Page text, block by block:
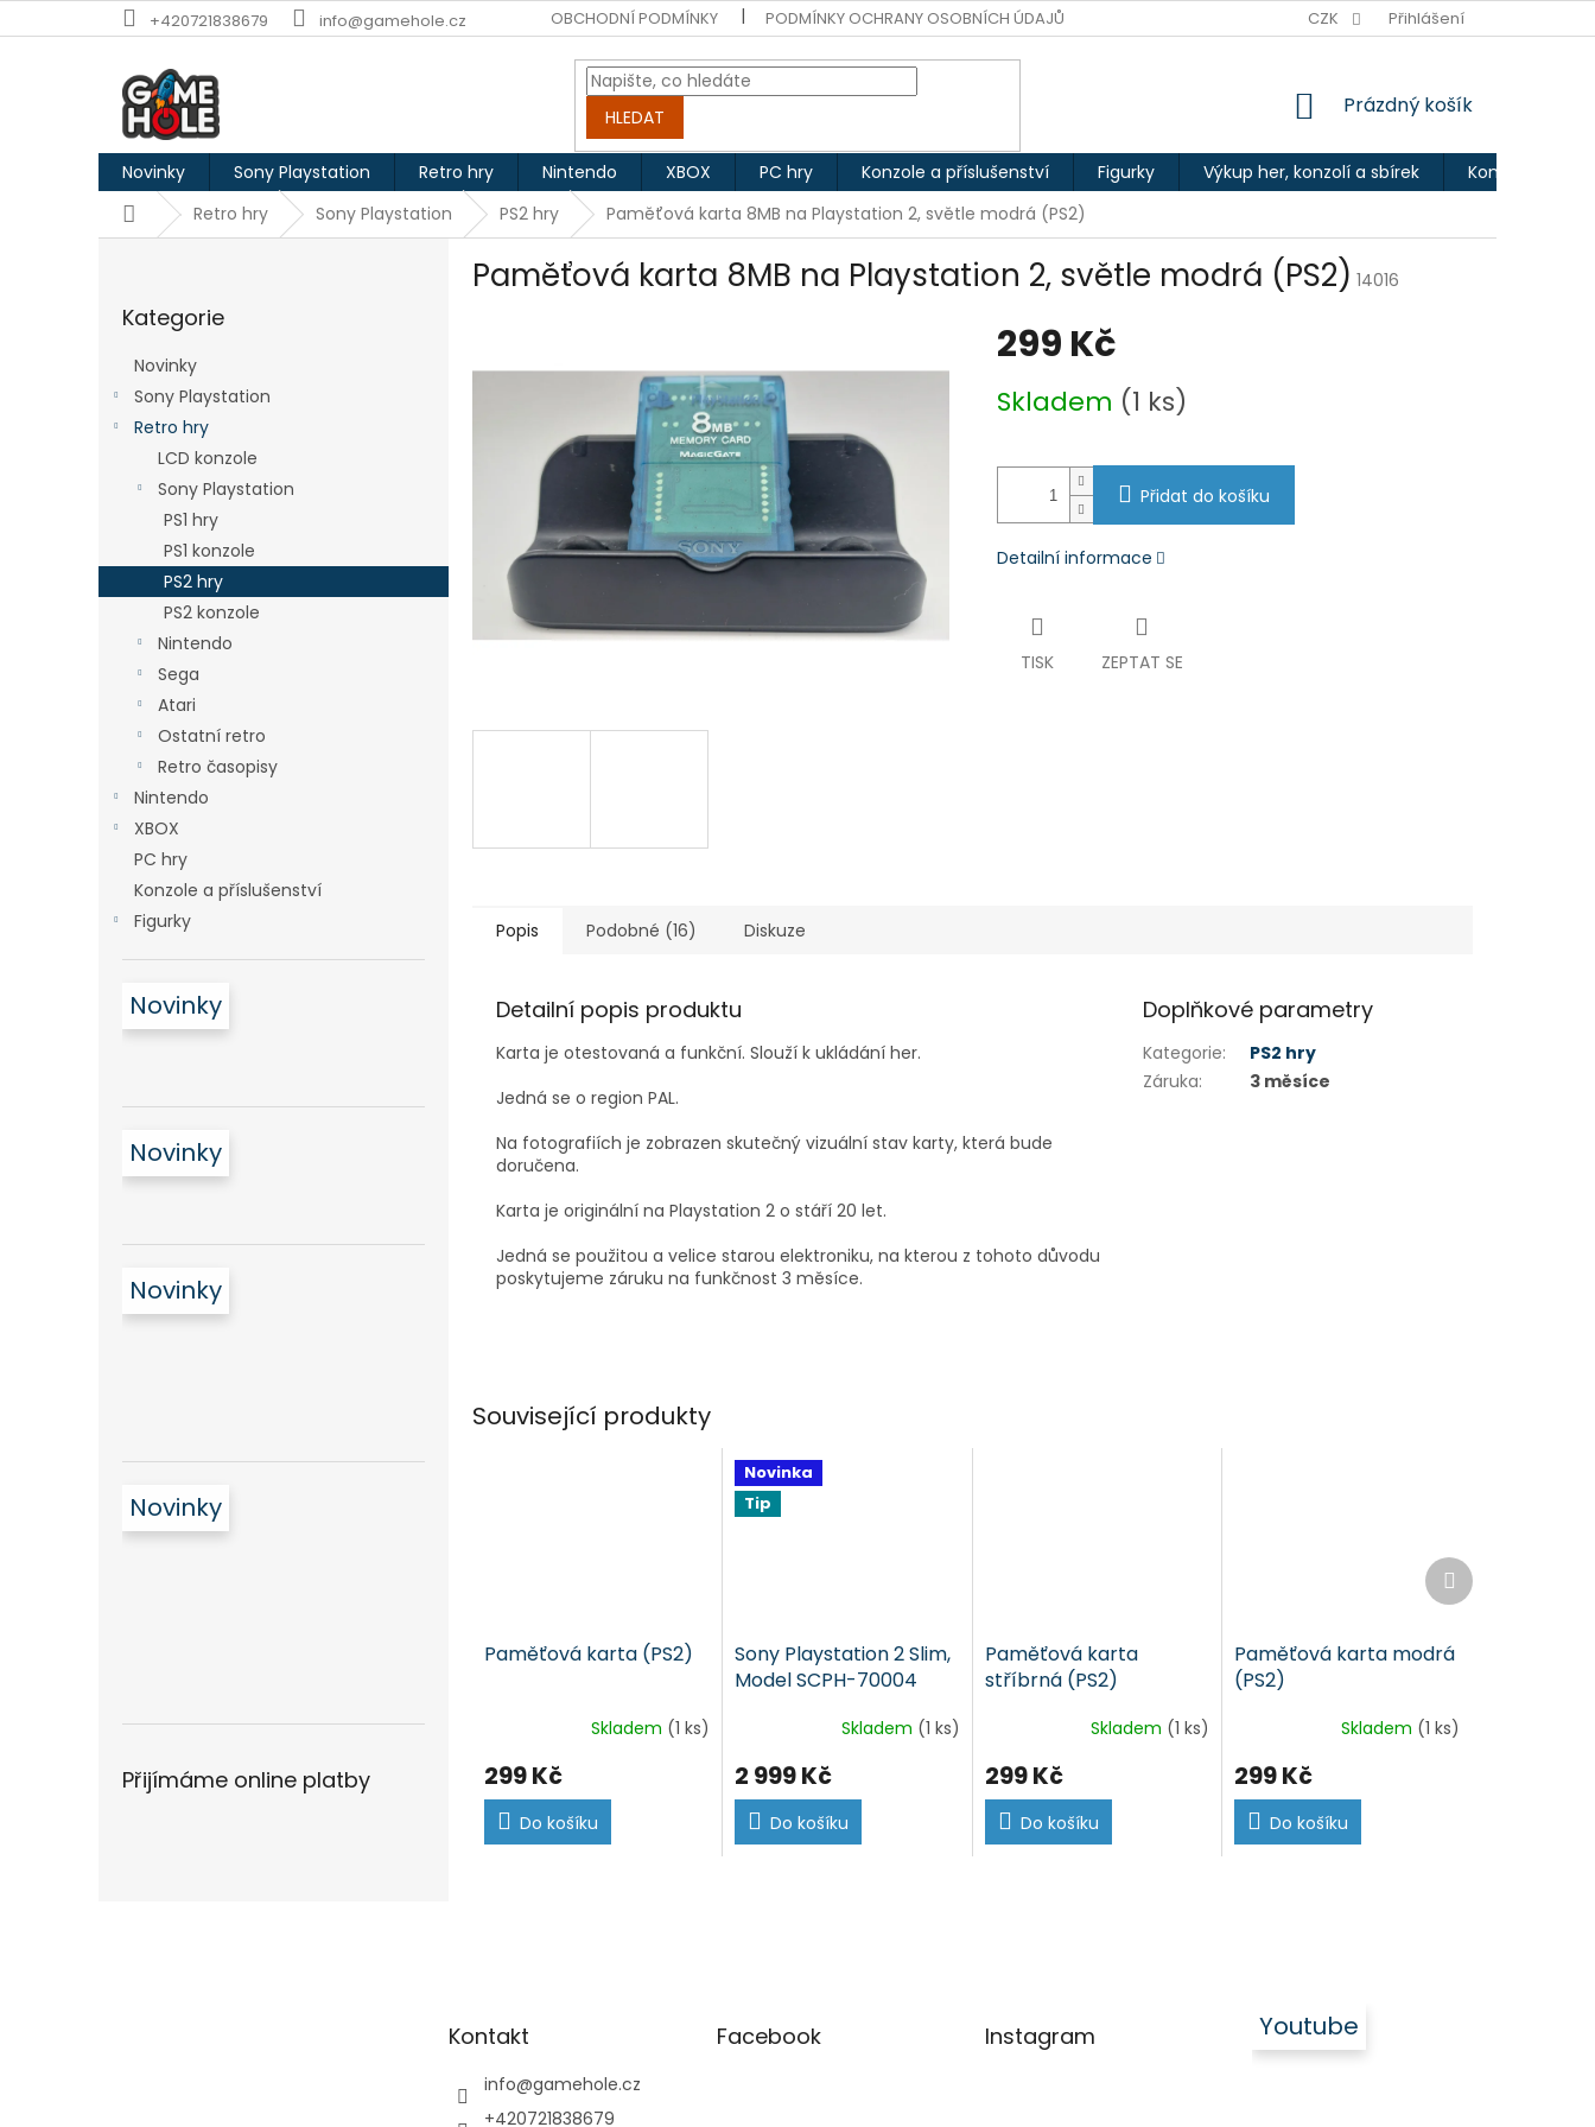
na
+420721838679 info@gamehole.cz OBCHODNÍ PODMÍNKY PODMÍNKY OCHRANY OSOBNÍCH ÚDAJŮ CZK Přihlášení
HLEDAT
NÁKUPNÍ
Prázdný košík
Novinky Sony Playstation Retro hry Nintendo XBOX PC hry Konzole a příslušenství Figurky Výkup her, konzolí a sbírek Kontakty
DomůRetro hry Sony Playstation PS2 hry Paměťová karta 8MB na Playstation 2, světle modrá (PS2)
e
l
kategorie
Kategorie
Novinky
Sony Playstation
Retro hry
LCD konzole
Sony Playstation
PS1 hry
PS1 konzole
PS2 hry
PS2 konzole
Nintendo
Sega
Atari
Ostatní retro
Retro časopisy
Nintendo
XBOX
PC hry
Konzole a příslušenství
Figurky
Novinky
Novinky
Novinky
Novinky
Přijímáme online platby
Paměťová karta 8MB na Playstation 2, světle modrá (PS2) 14016
299 Kč
cena:
Skladem (1 ks)
Přidat do košíku
Detailní informace
TISK ZEPTAT SE
Popis Podobné (16) Diskuze
Detailní popis produktu
Karta je otestovaná a funkční. Slouží k ukládání her.
Jedná se o region PAL.
Na fotografiích je zobrazen skutečný vizuální stav karty, která bude
doručena.
Karta je originální na Playstation 2 o stáří 20 let.
Jedná se použitou a velice starou elektroniku, na kterou z tohoto důvodu
poskytujeme záruku na funkčnost 3 měsíce.
Doplňkové parametry
Kategorie:
PS2 hry
Záruka: 3 měsíce
Související produkty
Paměťová karta (PS2)
Skladem (1 ks)
299 Kč
Do košíku
Novinka
Tip
Sony Playstation 2 Slim,
Model SCPH-70004
Skladem (1 ks)
2 999 Kč
Do košíku
Paměťová karta
stříbrná (PS2)
Skladem (1 ks)
299 Kč
Do košíku
Paměťová karta modrá
(PS2)
Skladem (1 ks)
299 Kč
Do košíku
Další
produkt
Kontakt
info@gamehole.cz
+420721838679
Facebook Instagram Youtube